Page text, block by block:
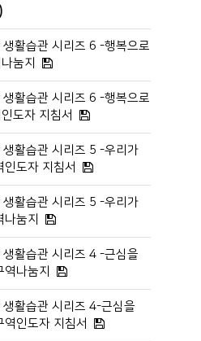
생활습관 시리즈 6 -행복으로
눔지
생활습관 시리즈 6 -행복으로
도자 지침서
생활습관 시리즈 5 -우리가
인도자 지침서
생활습관 시리즈 5 -우리가
나눔지
생활습관 시리즈 4 -근심을
역나눔지
생활습관 시리즈 4-근심을
역인도자 지침서